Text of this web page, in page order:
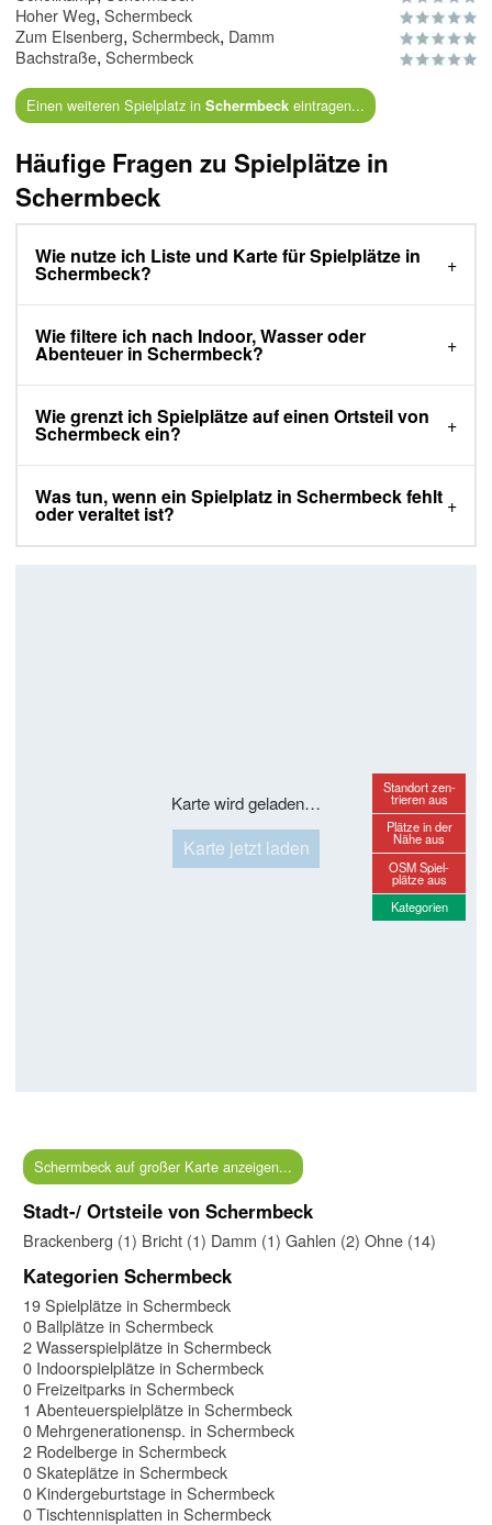
Hoher Weg, Schermbeck
Zum Elsenberg, Schermbeck, Damm
Bachstraße, Schermbeck
Einen weiteren Spielplatz in Schermbeckeintragen...
Häufige Fragen zu Spielplätze in
Schermbeck
Wie nutze ich Liste und Karte für Spielplätze in
Schermbeck?
Wie filtere ich nach Indoor, Wasser oder
Abenteuer in Schermbeck?
Wie grenzt ich Spielplätze auf einen Ortsteil von
Schermbeck ein?
Was tun, wenn ein Spielplatz in Schermbeck fehlt
oder veraltet ist?
Karte wird geladen…
Karte jetzt laden
Standort zen-
trieren aus
Plätze in der
Nähe aus
OSM Spiel-
plätze aus
Kategorien
Schermbeck auf großer Karte anzeigen...
Stadt-/ Ortsteile von Schermbeck
Brackenberg (1) Bricht (1) Damm (1) Gahlen (2) Ohne (14)
Kategorien Schermbeck
19 Spielplätze in Schermbeck
0 Ballplätze in Schermbeck
2 Wasserspielplätze in Schermbeck
0 Indoorspielplätze in Schermbeck
0 Freizeitparks in Schermbeck
1 Abenteuerspielplätze in Schermbeck
0 Mehrgenerationensp. in Schermbeck
2 Rodelberge in Schermbeck
0 Skateplätze in Schermbeck
0 Kindergeburtstage in Schermbeck
0 Tischtennisplatten in Schermbeck